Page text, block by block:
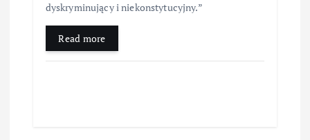
dyskryminujący i niekonstytucyjny.”
Read more